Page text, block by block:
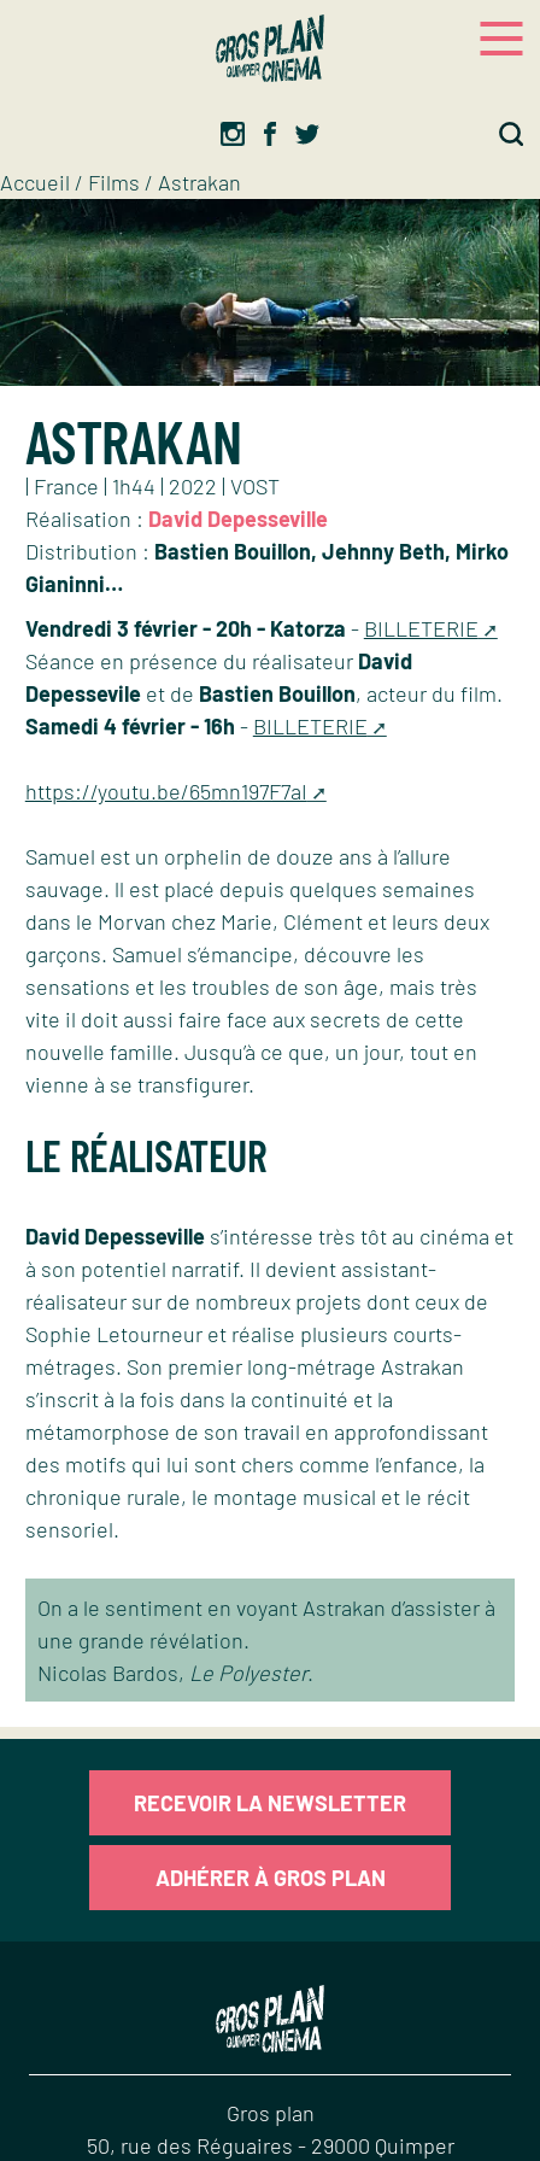
Accueil / Films / Astrakan
ASTRAKAN
| France | 1h44 | 2022 | VOST
Réalisation : David Depesseville
Distribution : Bastien Bouillon, Jehnny Beth, Mirko
Gianinni…
Vendredi 3 février - 20h - Katorza - BILLETERIE
Séance en présence du réalisateur David
Depessevileet de Bastien Bouillon, acteur du film.
Samedi 4 février - 16h - BILLETERIE
https://youtu.be/65mn197F7aI
Samuel est un orphelin de douze ans à l’allure
sauvage. ll est placé depuis quelques semaines
dans le Morvan chez Marie, Clément et leurs deux
garçons. Samuel s’émancipe, découvre les
sensations et les troubles de son âge, mais très
vite il doit aussi faire face aux secrets de cette
nouvelle famille. Jusqu’à ce que, un jour, tout en
vienne à se transfigurer.
LE RÉALISATEUR
David Depessevilles’intéresse très tôt au cinéma et
à son potentiel narratif. Il devient assistant-
réalisateur sur de nombreux projets dont ceux de
Sophie Letourneur et réalise plusieurs courts-
métrages. Son premier long-métrage Astrakan
s’inscrit à la fois dans la continuité et la
métamorphose de son travail en approfondissant
des motifs qui lui sont chers comme l’enfance, la
chronique rurale, le montage musical et le récit
sensoriel.
On a le sentiment en voyant Astrakan d’assister à
une grande révélation.
Nicolas Bardos, Le Polyester.
RECEVOIR LA NEWSLETTER
ADHÉRER À GROS PLAN
Gros plan
50, rue des Réguaires - 29000 Quimper